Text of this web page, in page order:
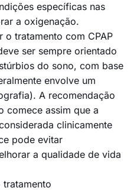
específicas nas
a oxigenação.
o tratamento com CPAP
ser sempre orientado
do sono, com base
envolve um
A recomendação
comece assim que a
clinicamente
pode evitar
a qualidade de vida
tratamento